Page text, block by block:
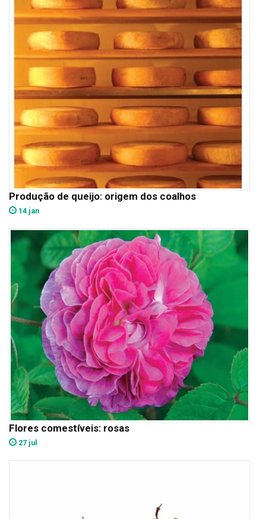
Produção de queijo: origem dos coalhos
14 jan
Flores comestíveis: rosas
27 jul